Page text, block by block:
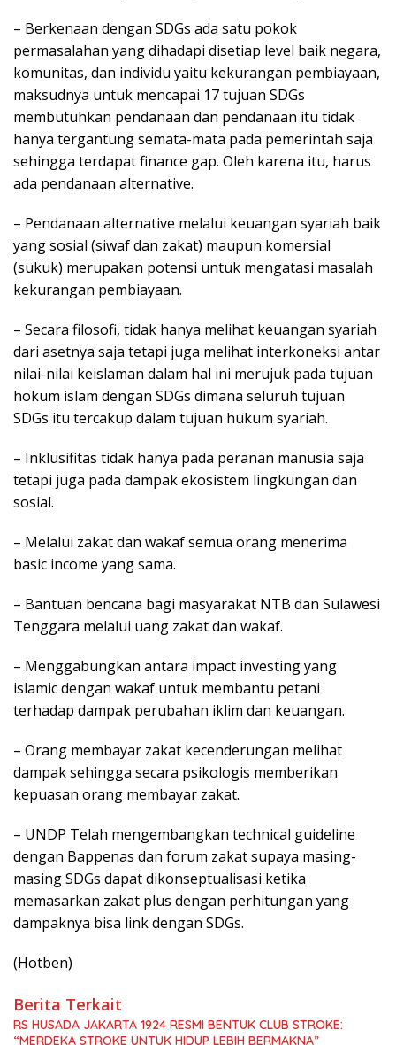
– Berkenaan dengan SDGs ada satu pokok
permasalahan yang dihadapi disetiap level baik negara,
komunitas, dan individu yaitu kekurangan pembiayaan,
maksudnya untuk mencapai 17 tujuan SDGs
membutuhkan pendanaan dan pendanaan itu tidak
hanya tergantung semata-mata pada pemerintah saja
sehingga terdapat finance gap. Oleh karena itu, harus
ada pendanaan alternative.
– Pendanaan alternative melalui keuangan syariah baik
yang sosial (siwaf dan zakat) maupun komersial
(sukuk) merupakan potensi untuk mengatasi masalah
kekurangan pembiayaan.
– Secara filosofi, tidak hanya melihat keuangan syariah
dari asetnya saja tetapi juga melihat interkoneksi antar
nilai-nilai keislaman dalam hal ini merujuk pada tujuan
hokum islam dengan SDGs dimana seluruh tujuan
SDGs itu tercakup dalam tujuan hukum syariah.
– Inklusifitas tidak hanya pada peranan manusia saja
tetapi juga pada dampak ekosistem lingkungan dan
sosial.
– Melalui zakat dan wakaf semua orang menerima
basic income yang sama.
– Bantuan bencana bagi masyarakat NTB dan Sulawesi
Tenggara melalui uang zakat dan wakaf.
– Menggabungkan antara impact investing yang
islamic dengan wakaf untuk membantu petani
terhadap dampak perubahan iklim dan keuangan.
– Orang membayar zakat kecenderungan melihat
dampak sehingga secara psikologis memberikan
kepuasan orang membayar zakat.
– UNDP Telah mengembangkan technical guideline
dengan Bappenas dan forum zakat supaya masing-
masing SDGs dapat dikonseptualisasi ketika
memasarkan zakat plus dengan perhitungan yang
dampaknya bisa link dengan SDGs.
(Hotben)
Berita Terkait
RS HUSADA JAKARTA 1924 RESMI BENTUK CLUB STROKE:
“MERDEKA STROKE UNTUK HIDUP LEBIH BERMAKNA”